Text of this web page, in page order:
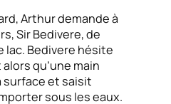
Arthur demande à
Sir Bedivere, de
lac. Bedivere hésite
qu’une main
surface et saisit
sous les eaux.